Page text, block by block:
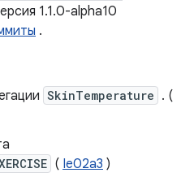
1.1.0-alpha10
.
SkinTemperature . (
( Ie02a3 )